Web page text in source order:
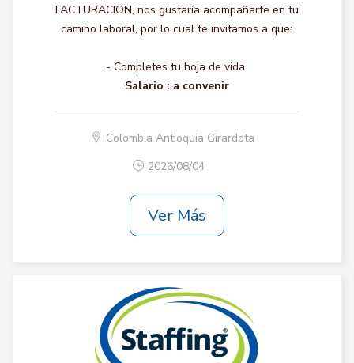
FACTURACION, nos gustaría acompañarte en tu
camino laboral, por lo cual te invitamos a que:
- Completes tu hoja de vida.
Salario : a convenir
Colombia Antioquia Girardota
2026/08/04
Ver Más